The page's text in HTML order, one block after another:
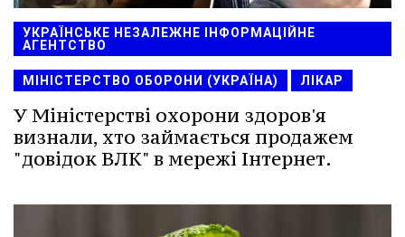
УКРАЇНСЬКЕ НЕЗАЛЕЖНЕ ІНФОРМАЦІЙНЕ
АГЕНТСТВО
МІНІСТЕРСТВО ОБОРОНИ (УКРАЇНА) ЛІКАР
У Міністерстві охорони здоров'я
визнали, хто займається продажем
"довідок ВЛК" в мережі Інтернет.